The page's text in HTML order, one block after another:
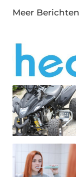
Meer Berichten